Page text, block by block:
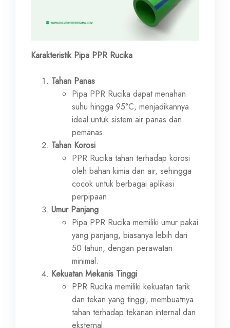
Karakteristik Pipa PPR Rucika
Tahan Panas
Pipa PPR Rucika dapat menahan
suhu hingga 95°C, menjadikannya
ideal untuk sistem air panas dan
pemanas.
Tahan Korosi
PPR Rucika tahan terhadap korosi
oleh bahan kimia dan air, sehingga
cocok untuk berbagai aplikasi
perpipaan.
Umur Panjang
Pipa PPR Rucika memiliki umur pakai
yang panjang, biasanya lebih dari
50 tahun, dengan perawatan
minimal.
Kekuatan Mekanis Tinggi
PPR Rucika memiliki kekuatan tarik
dan tekan yang tinggi, membuatnya
tahan terhadap tekanan internal dan
eksternal.